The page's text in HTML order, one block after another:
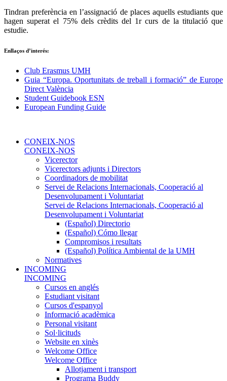
Tindran preferència en l’assignació de places aquells estudiants que
hagen superat el 75% dels crèdits del 1r curs de la titulació que
estudie.
Enllaços d’interés:
Club Erasmus UMH
Guia “Europa. Oportunitats de treball i formació” de Europe
Direct València
Student Guidebook ESN
European Funding Guide
CONEIX-NOS
CONEIX-NOS
Vicerector
Vicerectors adjunts i Directors
Coordinadors de mobilitat
Servei de Relacions Internacionals, Cooperació al
Desenvolupament i Voluntariat
Servei de Relacions Internacionals, Cooperació al
Desenvolupament i Voluntariat
(Español) Directorio
(Español) Cómo llegar
Compromisos i resultats
(Español) Política Ambiental de la UMH
Normatives
INCOMING
INCOMING
Cursos en anglés
Estudiant visitant
Cursos d'espanyol
Informació acadèmica
Personal visitant
Sol·licituds
Website en xinès
Welcome Office
Welcome Office
Allotjament i transport
Programa Buddy